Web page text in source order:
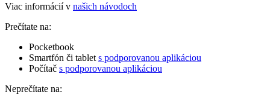
Viac informácií v našich návodoch
Prečítate na:
Pocketbook
Smartfón či tablet s podporovanou aplikáciou
Počítač s podporovanou aplikáciou
Neprečítate na: